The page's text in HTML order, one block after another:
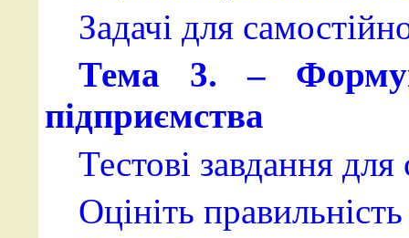
Задачі для
Тема 3. –
підприємства
Тестові завдання
Оцініть